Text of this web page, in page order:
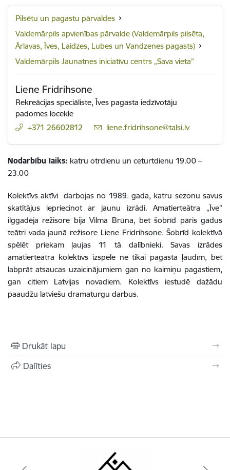
Pilsētu un pagastu pārvaldes
Valdemārpils apvienības pārvalde (Valdemārpils pilsēta,
Ārlavas, Īves, Laidzes, Lubes un Vandzenes pagasts)
Valdemārpils Jaunatnes iniciatīvu centrs „Sava vieta”
Liene Fridrihsone
Rekreācijas speciāliste, Īves pagasta iedzīvotāju
padomes locekle
+371 26602812
E-pasts:
liene.fridrihsone@talsi.lv
Nodarbību laiks: katru otrdienu un ceturtdienu 19.00 –
23.00
Kolektīvs aktīvi darbojas no 1989. gada, katru sezonu savus
skatītājus iepriecinot ar jaunu izrādi. Amatierteātra „Īve”
ilggadēja režisore bija Vilma Brūna, bet šobrīd pāris gadus
teātri vada jaunā režisore Liene Fridrihsone. Šobrīd kolektīvā
spēlēt priekam ļaujas 11 tā dalībnieki. Savas izrādes
amatierteātra kolektīvs izspēlē ne tikai pagasta ļaudīm, bet
labprāt atsaucas uzaicinājumiem gan no kaimiņu pagastiem,
gan citiem Latvijas novadiem. Kolektīvs iestudē dažādu
paaudžu latviešu dramaturgu darbus.
Drukāt lapu
Dalīties